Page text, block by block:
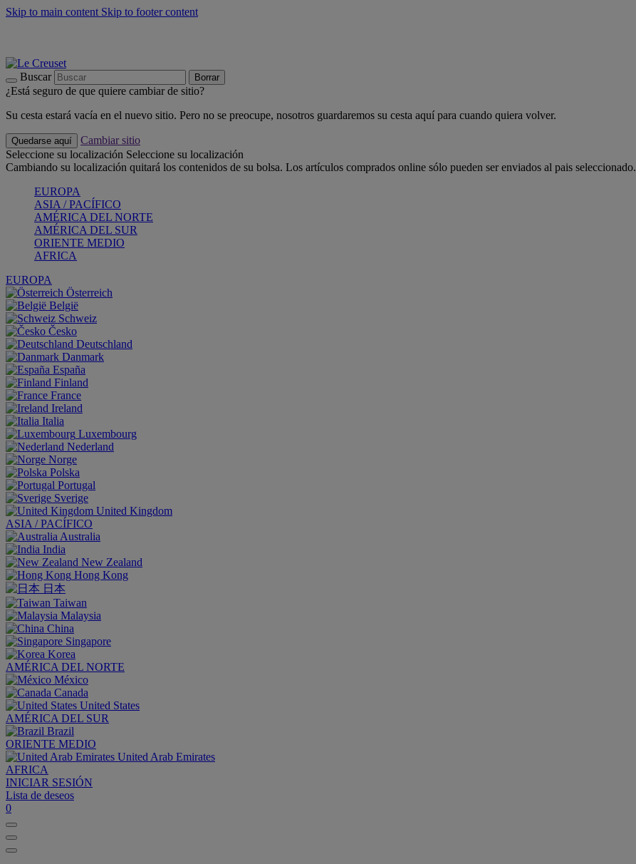
Skip to main content Skip to footer content
Buscar Borrar
¿Está seguro de que quiere cambiar de sitio?
Su cesta estará vacía en el nuevo sitio. Pero no se preocupe, nosotros guardaremos su cesta aquí para cuando quiera volver.
Quedarse aquí
Cambiar sitio
Seleccione su localización Seleccione su localización
Cambiando su localización quitará los contenidos de su bolsa. Los artículos comprados online sólo pueden ser enviados al pais seleccionado.
EUROPA
ASIA / PACÍFICO
AMÉRICA DEL NORTE
AMÉRICA DEL SUR
ORIENTE MEDIO
AFRICA
EUROPA
Österreich
België
Schweiz
Česko
Deutschland
Danmark
España
Finland
France
Ireland
Italia
Luxembourg
Nederland
Norge
Polska
Portugal
Sverige
United Kingdom
ASIA / PACÍFICO
Australia
India
New Zealand
Hong Kong
日本
Taiwan
Malaysia
China
Singapore
Korea
AMÉRICA DEL NORTE
México
Canada
United States
AMÉRICA DEL SUR
Brazil
ORIENTE MEDIO
United Arab Emirates
AFRICA
INICIAR SESIÓN
Lista de deseos
0